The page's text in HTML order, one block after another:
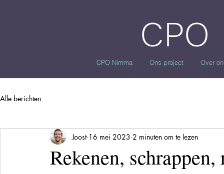
CPO Nimma Ons project Over
Alle berichten
Rekenen,
Joost 16 mei 2023 2 minuten om te lezen
CPO